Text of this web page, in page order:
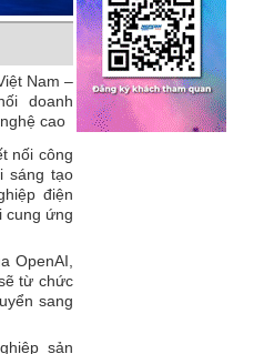
Nam –
doanh
cao
nối công
sáng tạo
điện
cung ứng
OpenAI,
từ chức
sang
sản